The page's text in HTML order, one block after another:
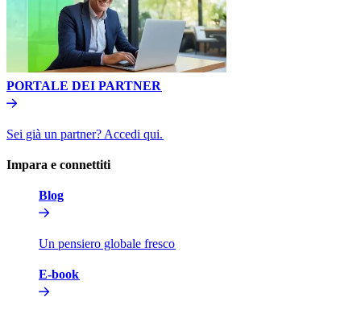
PORTALE DEI PARTNER​​
Sei già un partner? Accedi qui.​​
Impara e connettiti​​
Blog​​
Un pensiero globale fresco​​
E-book​​